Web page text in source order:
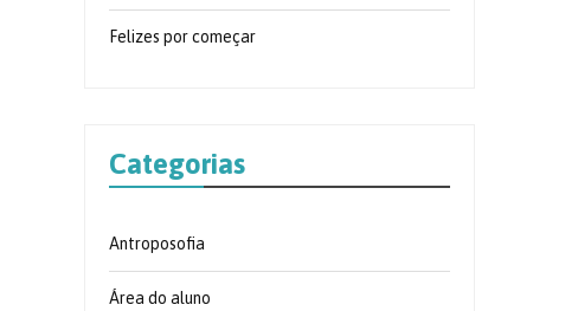
Felizes por começar
Categorias
Antroposofia
Área do aluno